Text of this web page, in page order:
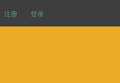
注册 登录